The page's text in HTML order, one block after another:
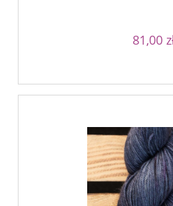
81,00